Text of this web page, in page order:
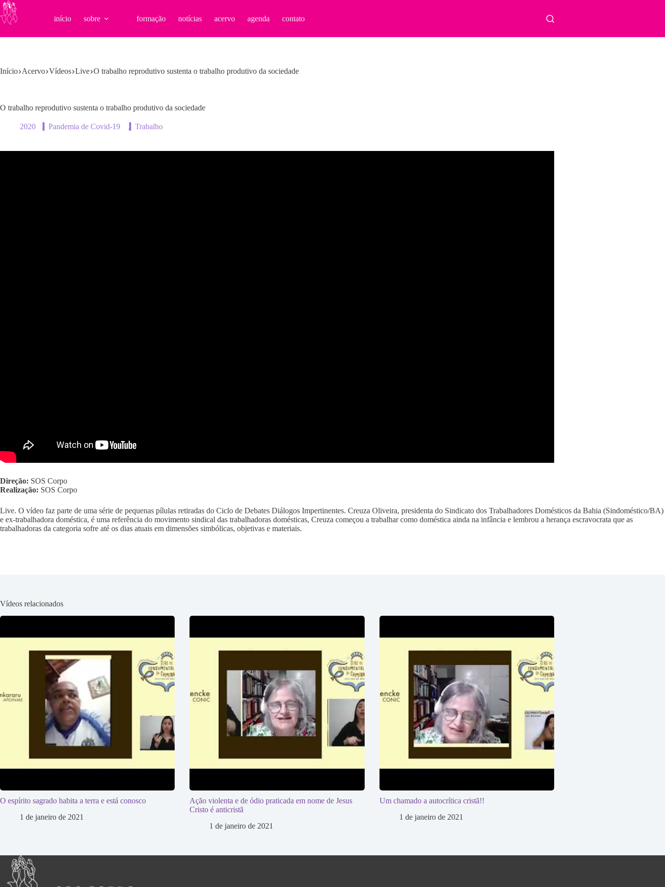
Pular
para
o
início sobre formação notícias acervo agenda contato
Início Acervo Vídeos Live O trabalho reprodutivo sustenta o trabalho produtivo da sociedade
O trabalho reprodutivo sustenta o trabalho produtivo da sociedade
2020 Pandemia de Covid-19 , Trabalho
Direção: SOS Corpo
Realização: SOS Corpo
Live. O vídeo faz parte de uma série de pequenas pílulas retiradas do Ciclo de Debates Diálogos Impertinentes. Creuza Oliveira, presidenta do Sindicato dos Trabalhadores Domésticos da Bahia (Sindoméstico/BA)
e ex-trabalhadora doméstica, é uma referência do movimento sindical das trabalhadoras domésticas, Creuza começou a trabalhar como doméstica ainda na infância e lembrou a herança escravocrata que as
trabalhadoras da categoria sofre até os dias atuais em dimensões simbólicas, objetivas e materiais.
Vídeos relacionados
O espírito sagrado habita a terra e está conosco
1 de janeiro de 2021
Ação violenta e de ódio praticada em nome de Jesus
Cristo é anticristã
1 de janeiro de 2021
Um chamado a autocrítica cristã!!
1 de janeiro de 2021